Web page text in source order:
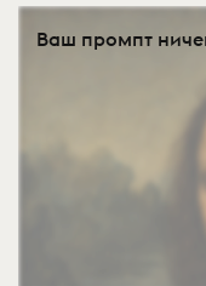
Ваш промпт